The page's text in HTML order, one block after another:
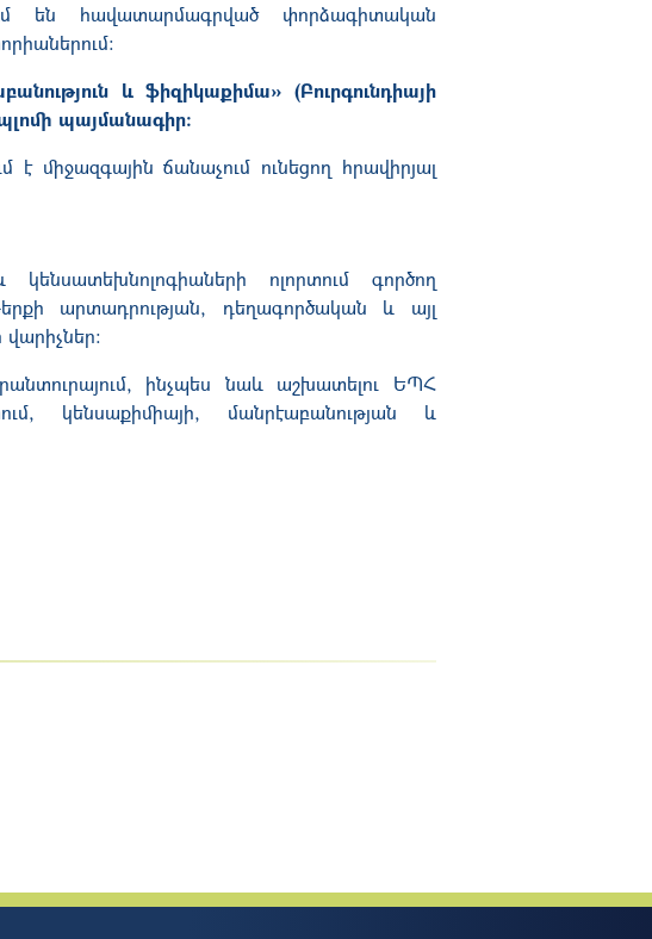
են հավատարմագրված փորձագիտական
և ֆիզիկաքիմա» (Բուրգունդիայի
պայմանագիր:
միջազգային ճանաչում ունեցող հրավիրյալ
ոլորտում գործող
արտադրության, դեղագործական և այլ
ինչպես նաև աշխատելու ԵՊՀ
կենսաքիմիայի, մանրէաբանության և